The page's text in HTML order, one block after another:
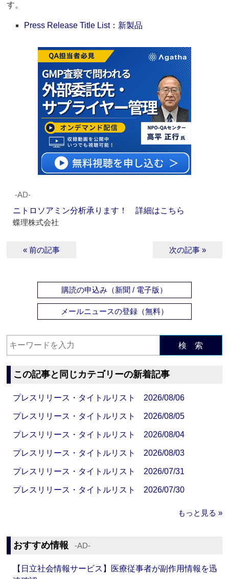
す。
Press Release Title List：新製品
‐AD‐
ニトロソアミン分析承ります！ 詳細はこちら
蝶理株式会社
« 前の記事 次の記事 »
購読の申込み（新聞 / 電子版）
メールニュースの登録（無料）
検 索
この記事と同じカテゴリーの新着記事
プレスリリース・タイトルリスト 2026/08/06
プレスリリース・タイトルリスト 2026/08/05
プレスリリース・タイトルリスト 2026/08/04
プレスリリース・タイトルリスト 2026/08/03
プレスリリース・タイトルリスト 2026/07/31
プレスリリース・タイトルリスト 2026/07/30
もっと見る »
おすすめ情報 ‐AD‐
【日立社会情報サービス】医療従事者が副作用情報を迅